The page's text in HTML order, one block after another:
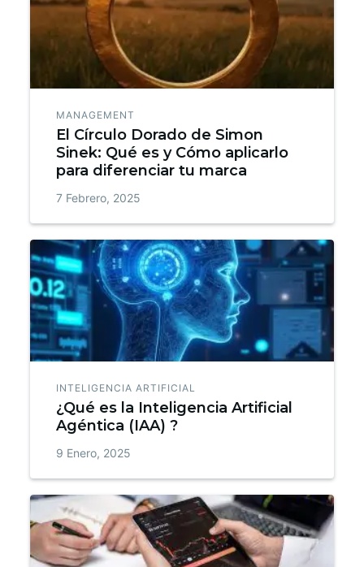
MANAGEMENT
El Círculo Dorado de Simon
Sinek: Qué es y Cómo aplicarlo
para diferenciar tu marca
7 Febrero, 2025
INTELIGENCIA ARTIFICIAL
¿Qué es la Inteligencia Artificial
Agéntica (IAA) ?
9 Enero, 2025